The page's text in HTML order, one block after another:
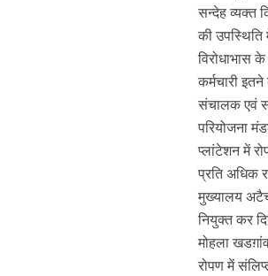
सन्देह व्यक्त
की उपस्थिति
विरोधाभास
कर्मचारी
संचालक एवं
परियोजना
प्लांटेशन में
प्रति अधिक
मुख्यालय
नियुक्त कर
मोहला
रोपण में